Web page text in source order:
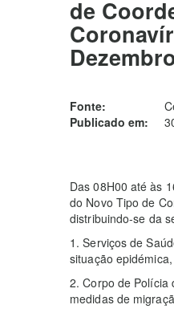
de
Fonte:
Publicado em:
Das 08H00 até às
do Novo Tipo de
distribuindo-se da
1. Serviços de
situação
2. Corpo de Polícia
medidas de